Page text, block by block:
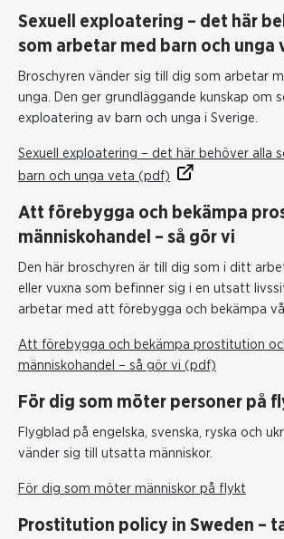
Sexuell exploatering – det här
som arbetar med barn och unga
Broschyren vänder sig till dig som arbetar
unga. Den ger grundläggande kunskap om
exploatering av barn och unga i Sverige.
Sexuell exploatering – det här behöver alla
barn och unga veta (pdf)
Att förebygga och bekämpa
människohandel – så gör vi
Den här broschyren är till dig som i ditt
eller vuxna som befinner sig i en utsatt
arbetar med att förebygga och bekämpa
Att förebygga och bekämpa prostitution
människohandel – så gör vi (pdf)
För dig som möter personer på
Flygblad på engelska, svenska, ryska och
vänder sig till utsatta människor.
För dig som möter människor på flykt
Prostitution policy in Sweden –